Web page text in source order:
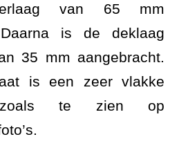
van 65 mm
Daarna is de deklaag
35 mm aangebracht.
is een zeer vlakke
zoals te zien op